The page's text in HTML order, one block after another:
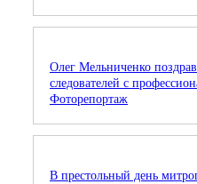
Олег Мельниченко
следователей с
Фоторепортаж
В престольный день